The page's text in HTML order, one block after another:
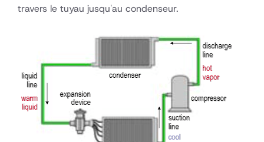
travers le tuyau jusqu'au condenseur.